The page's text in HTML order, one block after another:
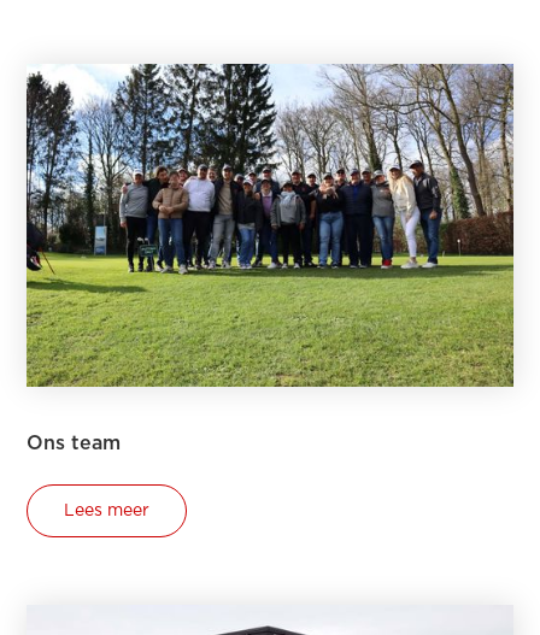
Ons team
Lees meer